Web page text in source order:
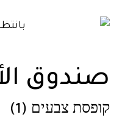
صندوق
קופסת צבעים (1)